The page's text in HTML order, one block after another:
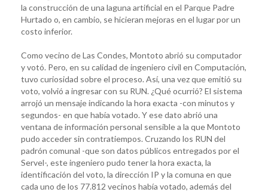
la construcción de una laguna artificial en el Parque Padre
Hurtado o, en cambio, se hicieran mejoras en el lugar por un
costo inferior.
Como vecino de Las Condes, Montoto abrió su computador
y votó. Pero, en su calidad de ingeniero civil en Computación,
tuvo curiosidad sobre el proceso. Así, una vez que emitió su
voto, volvió a ingresar con su RUN. ¿Qué ocurrió? El sistema
arrojó un mensaje indicando la hora exacta -con minutos y
segundos- en que había votado. Y ese dato abrió una
ventana de información personal sensible a la que Montoto
pudo acceder sin contratiempos. Cruzando los RUN del
padrón comunal -que son datos públicos entregados por el
Servel-, este ingeniero pudo tener la hora exacta, la
identificación del voto, la dirección IP y la comuna en que
cada uno de los 77.812 vecinos había votado, además del